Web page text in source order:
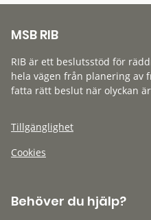
MSB RIB
RIB är ett beslutsstöd för
hela vägen från planering av
fatta rätt beslut när olyckan
Tillgänglighet
Cookies
Behöver du hjälp?